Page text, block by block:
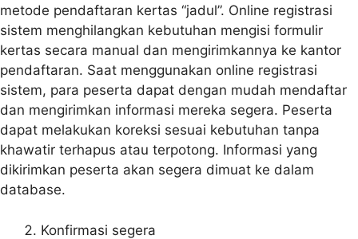
metode pendaftaran kertas “jadul”. Online registrasi
sistem menghilangkan kebutuhan mengisi formulir
kertas secara manual dan mengirimkannya ke kantor
pendaftaran. Saat menggunakan online registrasi
sistem, para peserta dapat dengan mudah mendaftar
dan mengirimkan informasi mereka segera. Peserta
dapat melakukan koreksi sesuai kebutuhan tanpa
khawatir terhapus atau terpotong. Informasi yang
dikirimkan peserta akan segera dimuat ke dalam
database.
Konfirmasi segera